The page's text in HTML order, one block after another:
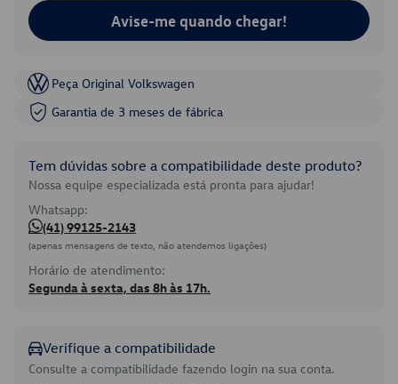
Avise-me quando chegar!
Peça Original Volkswagen
Garantia de 3 meses de fábrica
Tem dúvidas sobre a compatibilidade deste produto?
Nossa equipe especializada está pronta para ajudar!
Whatsapp:
(41) 99125-2143
(apenas mensagens de texto, não atendemos ligações)
Horário de atendimento:
Segunda à sexta, das 8h às 17h.
Verifique a compatibilidade
Consulte a compatibilidade fazendo login na sua conta.